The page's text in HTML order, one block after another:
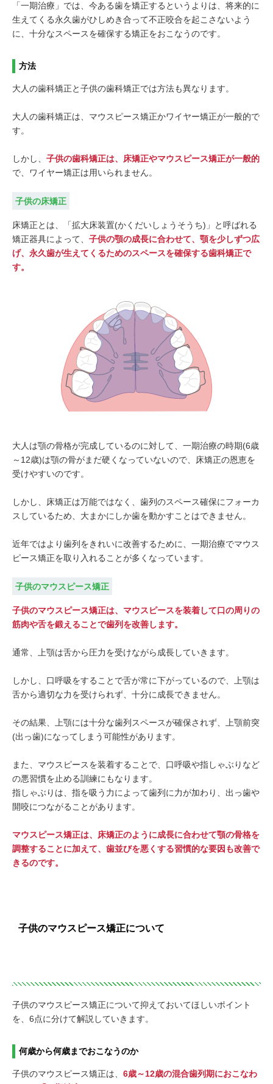
「一期治療」では、今ある歯を矯正するというよりは、将来的に
生えてくる永久歯がひしめき合って不正咬合を起こさないよう
に、十分なスペースを確保する矯正をおこなうのです。
方法
大人の歯科矯正と子供の歯科矯正では方法も異なります。
大人の歯科矯正は、マウスピース矯正かワイヤー矯正が一般的で
す。
しかし、 子供の歯科矯正は、床矯正やマウスピース矯正が一般的
で、ワイヤー矯正は用いられません。
子供の床矯正
床矯正とは、「拡大床装置(かくだいしょうそうち)」と呼ばれる
矯正器具によって、 子供の顎の成長に合わせて、顎を少しずつ広
げ、永久歯が生えてくるためのスペースを確保する歯科矯正で
す。
大人は顎の骨格が完成しているのに対して、一期治療の時期(6歳
～12歳)は顎の骨がまだ硬くなっていないので、床矯正の恩恵を
受けやすいのです。
しかし、床矯正は万能ではなく、歯列のスペース確保にフォーカ
スしているため、大まかにしか歯を動かすことはできません。
近年ではより歯列をきれいに改善するために、一期治療でマウス
ピース矯正を取り入れることが多くなっています。
子供のマウスピース矯正
子供のマウスピース矯正は、マウスピースを装着して口の周りの
筋肉や舌を鍛えることで歯列を改善します。
通常、上顎は舌から圧力を受けながら成長していきます。
しかし、口呼吸をすることで舌が常に下がっているので、上顎は
舌から適切な力を受けられず、十分に成長できません。
その結果、上顎には十分な歯列スペースが確保されず、上顎前突
(出っ歯)になってしまう可能性があります。
また、マウスピースを装着することで、口呼吸や指しゃぶりなど
の悪習慣を止める訓練にもなります。
指しゃぶりは、指を吸う力によって歯列に力が加わり、出っ歯や
開咬につながることがあります。
マウスピース矯正は、床矯正のように成長に合わせて顎の骨格を
調整することに加えて、歯並びを悪くする習慣的な要因も改善で
きるのです。
子供のマウスピース矯正について
子供のマウスピース矯正について抑えておいてほしいポイント
を、6点に分けて解説していきます。
何歳から何歳までおこなうのか
子供のマウスピース矯正は、 6歳～12歳の混合歯列期におこなわ